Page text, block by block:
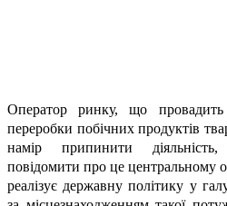
Оператор ринку, що провадить
переробки побічних продуктів
намір припинити
повідомити про це центральному
реалізує державну політику у